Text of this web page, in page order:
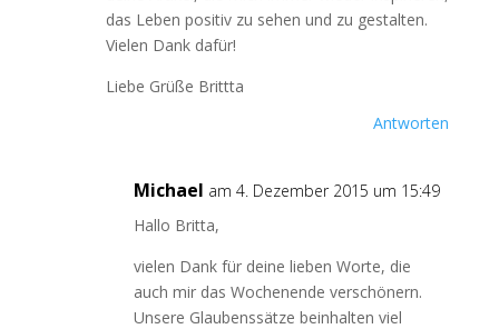
das Leben positiv zu sehen und zu gestalten.
Vielen Dank dafür!
Liebe Grüße Brittta
Antworten
Michael am 4. Dezember 2015 um 15:49
Hallo Britta,
vielen Dank für deine lieben Worte, die
auch mir das Wochenende verschönern.
Unsere Glaubenssätze beinhalten viel